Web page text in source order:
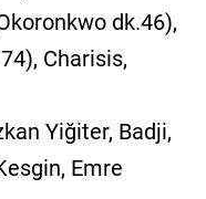
dk.46),
Charisis,
Yiğiter, Badji,
Emre